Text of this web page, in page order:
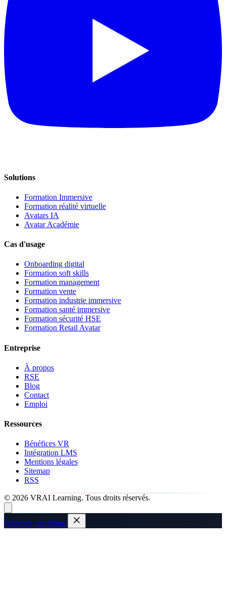
Solutions
Formation Immersive
Formation réalité virtuelle
Avatars IA
Avatar Académie
Cas d'usage
Onboarding digital
Formation soft skills
Formation management
Formation vente
Formation industrie immersive
Formation santé immersive
Formation sécurité HSE
Formation Retail Avatar
Entreprise
À propos
RSE
Blog
Contact
Emploi
Ressources
Bénéfices VR
Intégration LMS
Mentions légales
Sitemap
RSS
© 2026 VRAI Learning. Tous droits réservés.
Réserver une démo